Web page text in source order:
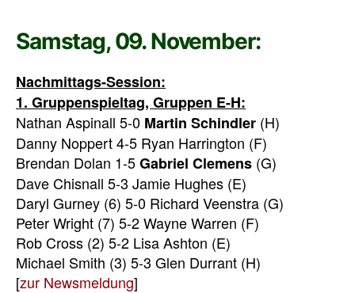
Samstag, 09. November:
Nachmittags-Session:
1. Gruppenspieltag, Gruppen E-H:
Nathan Aspinall 5-0 Martin Schindler (H)
Danny Noppert 4-5 Ryan Harrington (F)
Brendan Dolan 1-5Gabriel Clemens (G)
Dave Chisnall 5-3 Jamie Hughes (E)
Daryl Gurney (6) 5-0 Richard Veenstra (G)
Peter Wright (7) 5-2 Wayne Warren (F)
Rob Cross (2) 5-2 Lisa Ashton (E)
Michael Smith (3) 5-3 Glen Durrant (H)
[zur Newsmeldung]